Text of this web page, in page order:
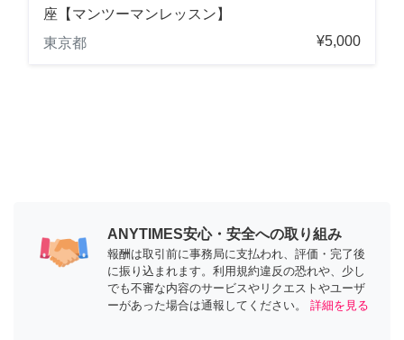
座【マンツーマンレッスン】
東京都
¥5,000
ANYTIMES安心・安全への取り組み
報酬は取引前に事務局に支払われ、評価・完了後
に振り込まれます。利用規約違反の恐れや、少し
でも不審な内容のサービスやリクエストやユーザ
ーがあった場合は通報してください。
詳細を見る